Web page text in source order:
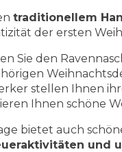
traditionellem
der ersten
Sie den
stellen Ihnen
Ihnen schöne
bietet auch
und